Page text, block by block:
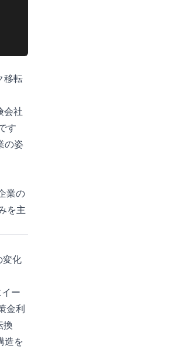
移転
会社
す
の姿
業の
を主
変化
ー
金利
換
造を